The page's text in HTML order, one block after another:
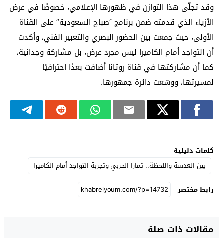
وقد تجلّى هذا التوازن في ظهورها الإعلامي، خصوصًا في عرض
الأزياء الذي قدمته ضمن برنامج “صباح السعودية” على القناة
الأولى، حيث جمعت بين الحضور البصري والتعبير الفني، وأكدت
أن التواجد أمام الكاميرا ليس مجرد عرض، بل مشاركة وجدانية،
كما أن مشاركتها في قناة روتانا أضافت بعدًا احترافيًا
لمسيرتها، ووسّعت دائرة جمهورها.
كلمات دليلية
بين العدسة واللحظة.. تمارا الحربي وتجربة التواجد أمام الكاميرا
رابط مختصر
مقالات ذات صلة